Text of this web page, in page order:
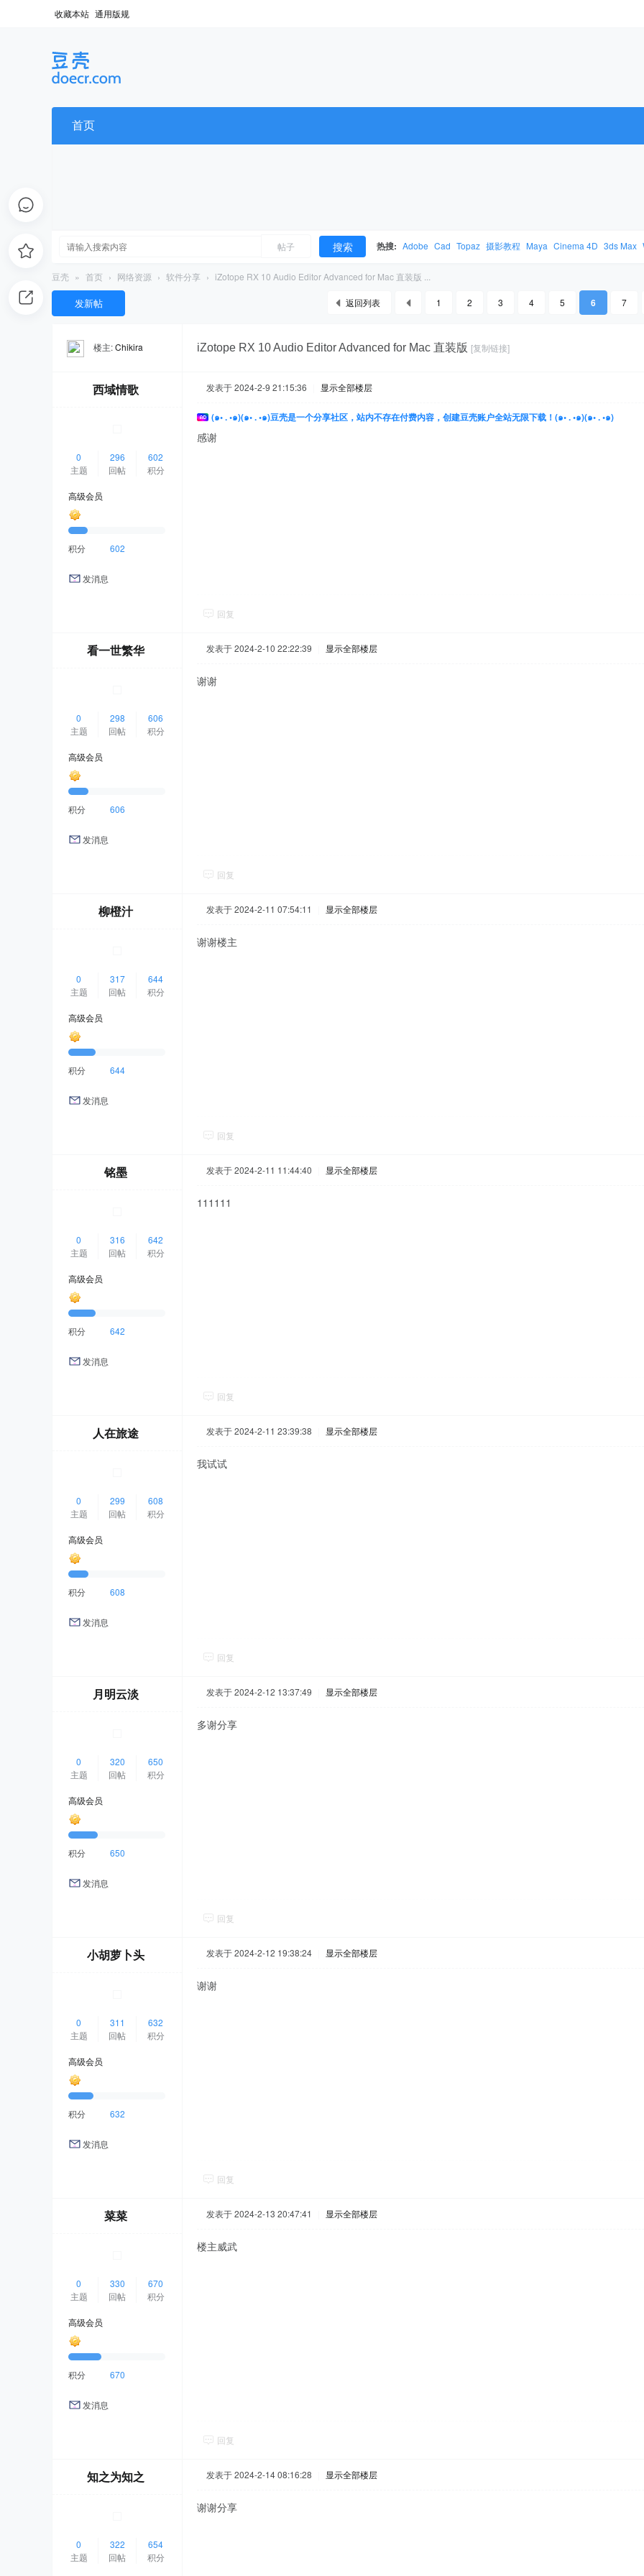
收藏本站 通用版规
首页
帖子 搜索 热搜: Adobe Cad Topaz 摄影教程 Maya Cinema 4D 3ds Max
豆壳 » 首页 › 网络资源 › 软件分享 › iZotope RX 10 Audio Editor Advanced for Mac 直装版 ...
1 2 3 4 5 6 7
返回列表
发新帖
楼主:Chikira iZotope RX 10 Audio Editor Advanced for Mac 直装版 [复制链接]
西域情歌
0
主题
296
回帖
602
积分
高级会员
积分 602
发消息
发表于 2024-2-9 21:15:36 显示全部楼层
(๑• . •๑)(๑• . •๑)豆壳是一个分享社区，站内不存在付费内容，创建豆壳账户全站无限下载！(๑• . •๑)(๑• . •๑)
感谢
回复
看一世繁华
0
主题
298
回帖
606
积分
高级会员
积分 606
发消息
发表于 2024-2-10 22:22:39 显示全部楼层
谢谢
回复
柳橙汁
0
主题
317
回帖
644
积分
高级会员
积分 644
发消息
发表于 2024-2-11 07:54:11 显示全部楼层
谢谢楼主
回复
铭墨
0
主题
316
回帖
642
积分
高级会员
积分 642
发消息
发表于 2024-2-11 11:44:40 显示全部楼层
111111
回复
人在旅途
0
主题
299
回帖
608
积分
高级会员
积分 608
发消息
发表于 2024-2-11 23:39:38 显示全部楼层
我试试
回复
月明云淡
0
主题
320
回帖
650
积分
高级会员
积分 650
发消息
发表于 2024-2-12 13:37:49 显示全部楼层
多谢分享
回复
小胡萝卜头
0
主题
311
回帖
632
积分
高级会员
积分 632
发消息
发表于 2024-2-12 19:38:24 显示全部楼层
谢谢
回复
菜菜
0
主题
330
回帖
670
积分
高级会员
积分 670
发消息
发表于 2024-2-13 20:47:41 显示全部楼层
楼主威武
回复
知之为知之
0
主题
322
回帖
654
积分
发表于 2024-2-14 08:16:28 显示全部楼层
谢谢分享